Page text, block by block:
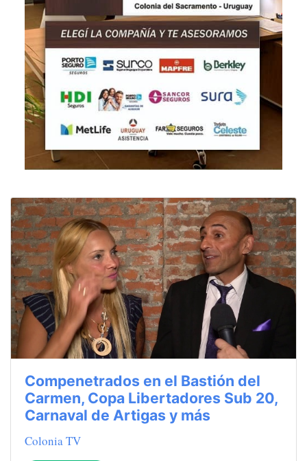
Compenetrados en el Bastión del
Carmen, Copa Libertadores Sub 20,
Carnaval de Artigas y más
Colonia TV